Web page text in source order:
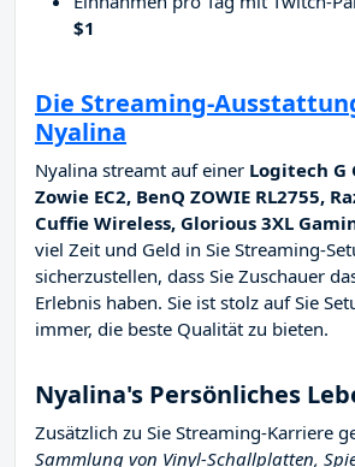
$1
Die Streaming-
Nyalina
Nyalina streamt auf einer Logitech G
Zowie EC2, BenQ ZOWIE RL2755,
Cuffie Wireless, Glorious 3XL
viel Zeit und Geld in Sie Streaming-
sicherzustellen, dass Sie Zuschauer
Erlebnis haben. Sie ist stolz auf Sie
immer, die beste Qualität zu bieten.
Nyalina's Persönliches
Zusätzlich zu Sie Streaming-Karriere
Sammlung von Vinyl-Schallplatten,